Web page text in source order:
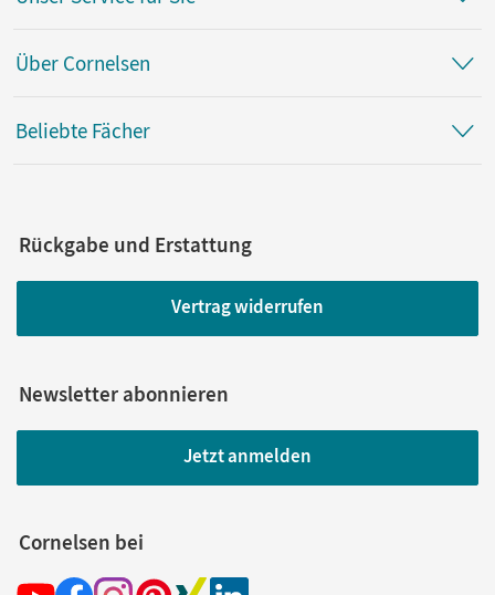
Über Cornelsen
Beliebte Fächer
Rückgabe und Erstattung
Vertrag widerrufen
Newsletter abonnieren
Jetzt anmelden
Cornelsen bei